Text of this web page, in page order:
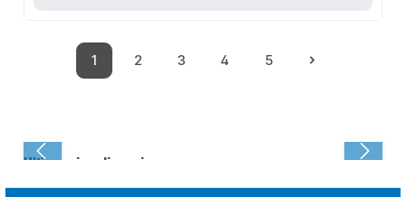
Pagina
1
Pagina
2
Pagina
3
Pagina
4
Pagina
5
Ultima visualizzazione: